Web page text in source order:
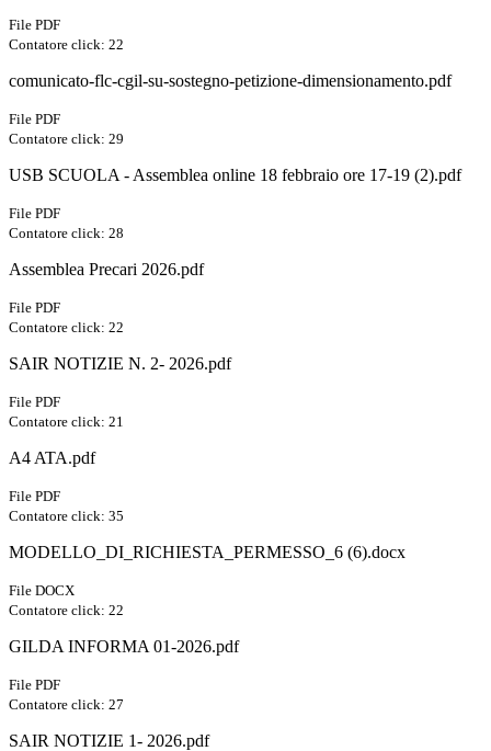
File PDF
Contatore click: 22
comunicato-flc-cgil-su-sostegno-petizione-dimensionamento.pdf
File PDF
Contatore click: 29
USB SCUOLA - Assemblea online 18 febbraio ore 17-19 (2).pdf
File PDF
Contatore click: 28
Assemblea Precari 2026.pdf
File PDF
Contatore click: 22
SAIR NOTIZIE N. 2- 2026.pdf
File PDF
Contatore click: 21
A4 ATA.pdf
File PDF
Contatore click: 35
MODELLO_DI_RICHIESTA_PERMESSO_6 (6).docx
File DOCX
Contatore click: 22
GILDA INFORMA 01-2026.pdf
File PDF
Contatore click: 27
SAIR NOTIZIE 1- 2026.pdf